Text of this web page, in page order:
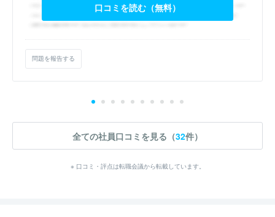
口コミを読む（無料）
問題を報告する
全ての社員口コミを見る（32件）
※ 口コミ・評点は転職会議から転載しています。